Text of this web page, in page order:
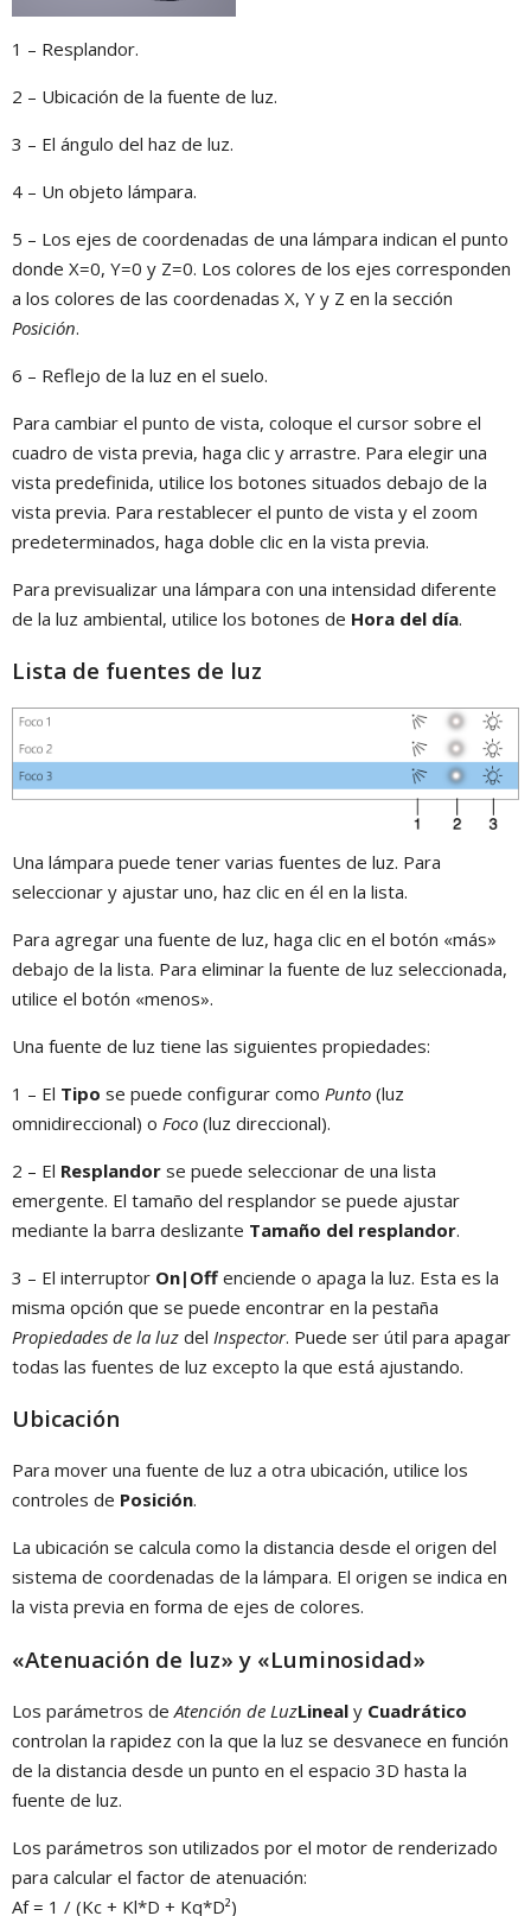
1 – Resplandor.
2 – Ubicación de la fuente de luz.
3 – El ángulo del haz de luz.
4 – Un objeto lámpara.
5 ­­– Los ejes de coordenadas de una lámpara indican el punto
donde X=0, Y=0 y Z=0. Los colores de los ejes corresponden
a los colores de las coordenadas X, Y y Z en la sección
Posición.
6 – Reflejo de la luz en el suelo.
Para cambiar el punto de vista, coloque el cursor sobre el
cuadro de vista previa, haga clic y arrastre. Para elegir una
vista predefinida, utilice los botones situados debajo de la
vista previa. Para restablecer el punto de vista y el zoom
predeterminados, haga doble clic en la vista previa.
Para previsualizar una lámpara con una intensidad diferente
de la luz ambiental, utilice los botones de Hora del día.
Lista de fuentes de luz
Una lámpara puede tener varias fuentes de luz. Para
seleccionar y ajustar uno, haz clic en él en la lista.
Para agregar una fuente de luz, haga clic en el botón «más»
debajo de la lista. Para eliminar la fuente de luz seleccionada,
utilice el botón «menos».
Una fuente de luz tiene las siguientes propiedades:
1 – El Tipo se puede configurar como Punto (luz
omnidireccional) o Foco (luz direccional).
2 – El Resplandor se puede seleccionar de una lista
emergente. El tamaño del resplandor se puede ajustar
mediante la barra deslizante Tamaño del resplandor.
3 – El interruptor On|Off enciende o apaga la luz. Esta es la
misma opción que se puede encontrar en la pestaña
Propiedades de la luz del Inspector. Puede ser útil para apagar
todas las fuentes de luz excepto la que está ajustando.
Ubicación
Para mover una fuente de luz a otra ubicación, utilice los
controles de Posición.
La ubicación se calcula como la distancia desde el origen del
sistema de coordenadas de la lámpara. El origen se indica en
la vista previa en forma de ejes de colores.
«Atenuación de luz» y «Luminosidad»
Los parámetros de Atención de LuzLineal y Cuadrático
controlan la rapidez con la que la luz se desvanece en función
de la distancia desde un punto en el espacio 3D hasta la
fuente de luz.
Los parámetros son utilizados por el motor de renderizado
para calcular el factor de atenuación:
Af = 1 / (Kc + Kl*D + Kq*D²)